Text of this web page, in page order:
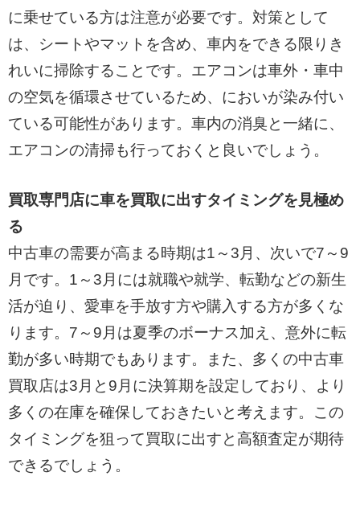
に乗せている方は注意が必要です。対策として
は、シートやマットを含め、車内をできる限りき
れいに掃除することです。エアコンは車外・車中
の空気を循環させているため、においが染み付い
ている可能性があります。車内の消臭と一緒に、
エアコンの清掃も行っておくと良いでしょう。
買取専門店に車を買取に出すタイミングを見極め
る
中古車の需要が高まる時期は1～3月、次いで7～9
月です。1～3月には就職や就学、転勤などの新生
活が迫り、愛車を手放す方や購入する方が多くな
ります。7～9月は夏季のボーナス加え、意外に転
勤が多い時期でもあります。また、多くの中古車
買取店は3月と9月に決算期を設定しており、より
多くの在庫を確保しておきたいと考えます。この
タイミングを狙って買取に出すと高額査定が期待
できるでしょう。